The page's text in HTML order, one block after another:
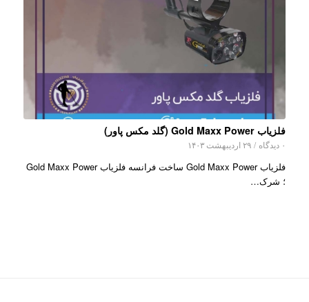
فلزیاب Gold Maxx Power (گلد مکس پاور)
۰ دیدگاه / ۲۹ اردیبهشت ۱۴۰۳
فلزیاب Gold Maxx Power ساخت فرانسه فلزیاب Gold Maxx Power
؛ شرک…